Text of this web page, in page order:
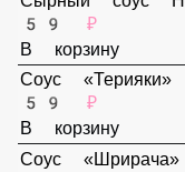
Сырный соус Heinz
59 ₽
В корзину
Соус «Терияки»
59 ₽
В корзину